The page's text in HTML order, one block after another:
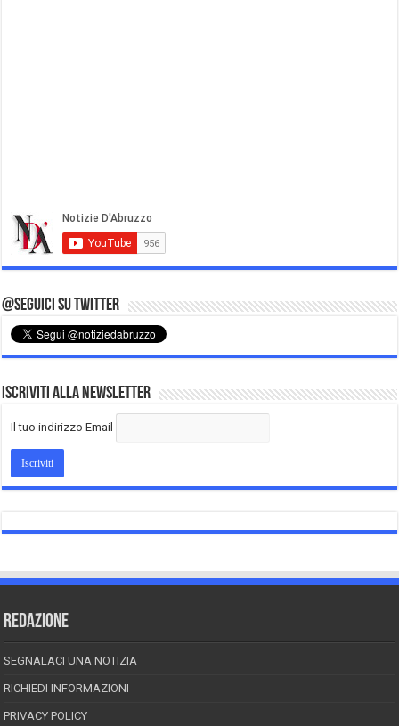
@Seguici su Twitter
Iscriviti alla Newsletter
Il tuo indirizzo Email
REDAZIONE
SEGNALACI UNA NOTIZIA
RICHIEDI INFORMAZIONI
PRIVACY POLICY